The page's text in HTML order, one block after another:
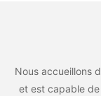
Nous accueillons
et est capable